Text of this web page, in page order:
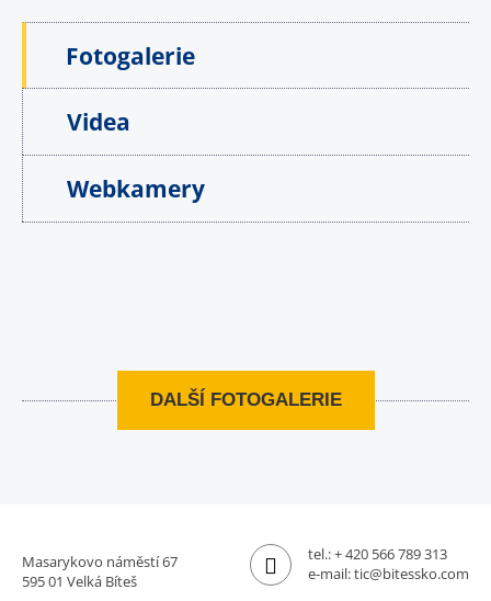
Fotogalerie
Videa
Webkamery
DALŠÍ FOTOGALERIE
Masarykovo náměstí 67
595 01 Velká Bíteš
tel.:+ 420 566 789 313
e-mail:tic@bitessko.com